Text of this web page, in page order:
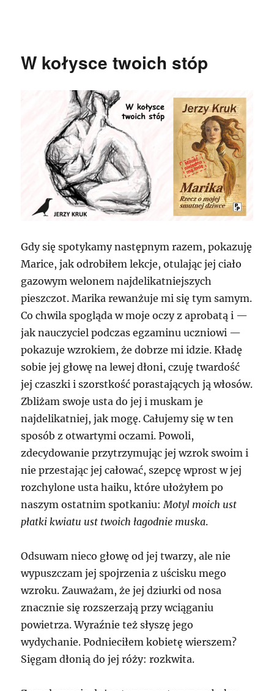
W kołysce twoich stóp
Gdy się spotykamy następnym razem, pokazuję
Marice, jak odrobiłem lekcje, otulając jej ciało
gazowym welonem najdelikatniejszych
pieszczot. Marika rewanżuje mi się tym samym.
Co chwila spogląda w moje oczy z aprobatą i —
jak nauczyciel podczas egzaminu uczniowi —
pokazuje wzrokiem, że dobrze mi idzie. Kładę
sobie jej głowę na lewej dłoni, czuję twardość
jej czaszki i szorstkość porastających ją włosów.
Zbliżam swoje usta do jej i muskam je
najdelikatniej, jak mogę. Całujemy się w ten
sposób z otwartymi oczami. Powoli,
zdecydowanie przytrzymując jej wzrok swoim i
nie przestając jej całować, szepcę wprost w jej
rozchylone usta haiku, które ułożyłem po
naszym ostatnim spotkaniu:Motyl moich ust
płatki kwiatu ust twoich łagodnie muska.
Odsuwam nieco głowę od jej twarzy, ale nie
wypuszczam jej spojrzenia z uścisku mego
wzroku. Zauważam, że jej dziurki od nosa
znacznie się rozszerzają przy wciąganiu
powietrza. Wyraźnie też słyszę jego
wydychanie. Podnieciłem kobietę wierszem?
Sięgam dłonią do jej róży: rozkwita.